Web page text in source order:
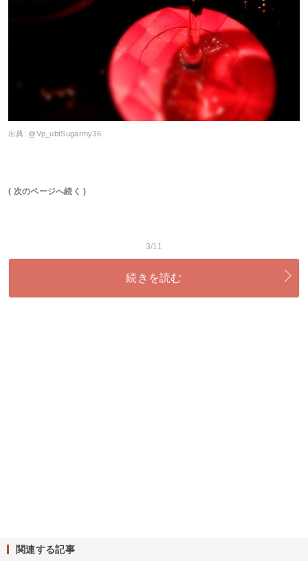
出典: @Vp_ubtSugarmy36
( 次のページへ続く )
3/11
続きを読む
関連する記事